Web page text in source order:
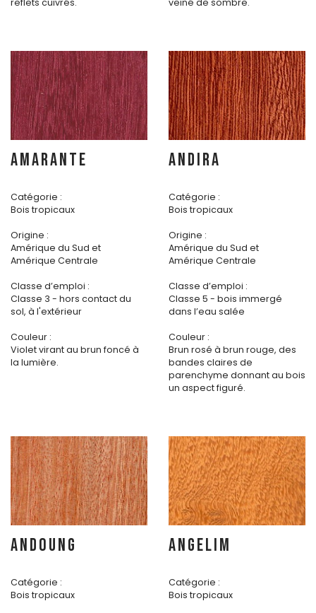
reflets cuivrés. veiné de sombre.
AMARANTE
Catégorie :
Bois tropicaux
Origine :
Amérique du Sud et
Amérique Centrale
Classe d’emploi :
Classe 3 - hors contact du
sol, à l'extérieur
Couleur :
Violet virant au brun foncé à
la lumière.
ANDIRA
Catégorie :
Bois tropicaux
Origine :
Amérique du Sud et
Amérique Centrale
Classe d’emploi :
Classe 5 - bois immergé
dans l’eau salée
Couleur :
Brun rosé à brun rouge, des
bandes claires de
parenchyme donnant au bois
un aspect figuré.
ANDOUNG
Catégorie :
Bois tropicaux
ANGELIM
Catégorie :
Bois tropicaux